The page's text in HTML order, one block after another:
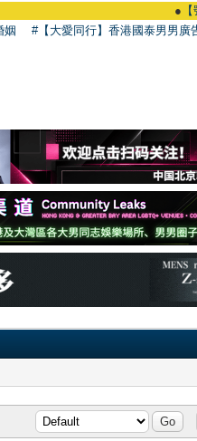
【號
姻 #【大愛同行】香港國泰男男廣